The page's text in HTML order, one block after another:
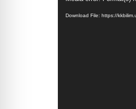
Download File: https://